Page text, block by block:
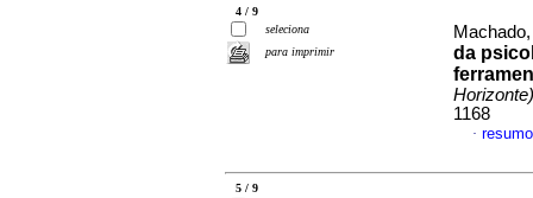
4 / 9
seleciona
para imprimir
da
Horizonte)
1168
·
5 / 9